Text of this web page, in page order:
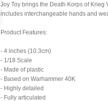
Joy Toy brings the Death Korps of
includes interchangeable hands and
Product Features:
- 4 inches (10.3cm)
- 1/18 Scale
- Made of plastic
- Based on Warhammer 40K
- Highly detailed
- Fully articulated